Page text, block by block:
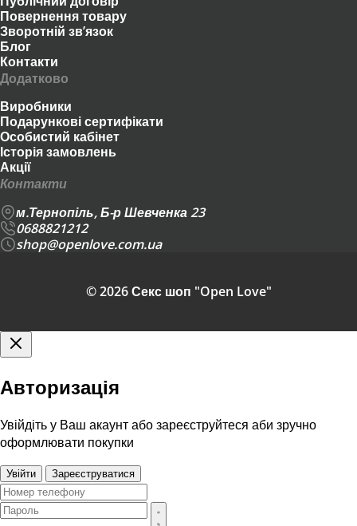
Повернення товару
Зворотній зв’язок
Блог
Контакти
Додатково
Виробники
Подарункові сертифікати
Особистий кабінет
Історія замовлень
Акції
Контакти
м.Тернопіль, Б-р Шевченка 23
0688821212
shop@openlove.com.ua
© 2026 Секс шоп "Open Love"
Авторизація
Увійдіть у Ваш акаунт або зареєструйтеся аби зручно
оформлювати покупки
Увійти Зареєструватися